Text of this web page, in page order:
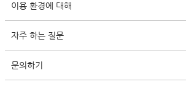
이용 환경에 대해
자주 하는 질문
문의하기